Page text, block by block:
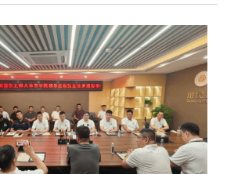
院领导班子全体成员、教师代表，以及各地兄弟
在深体育校友齐聚一堂，共同见证这一历史性时
80周年献礼。...